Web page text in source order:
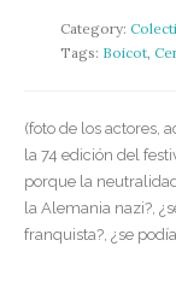
Category:
Tags: Boicot,
(foto de los actores,
la 74 edición del
porque la
la Alemania nazi?,
franquista?, ¿se